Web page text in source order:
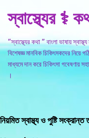
স্বাস্থ্যের ⚕️
"স্বাস্থ্যের কথা " বাংলা ভাষায়
বিশেষজ্ঞ মানবিক চিকিৎসকদের
মাধ্যমে দান করে চিকিৎসা
।
নিয়মিত স্বাস্থ্য ও পুষ্টি